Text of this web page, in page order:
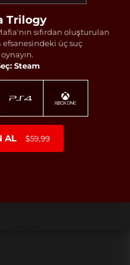
Trilogy
sıfırdan oluşturulan
üç suç
Steam
AL $59,99